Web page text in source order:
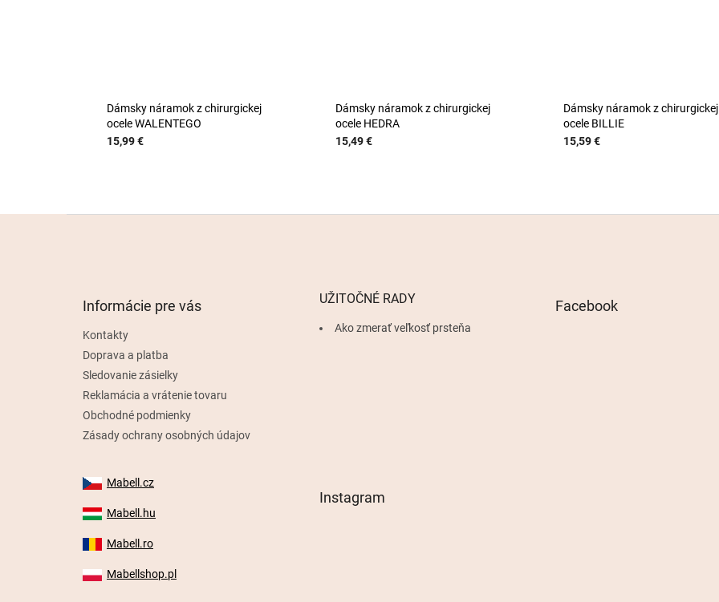
Dámsky náramok z chirurgickej
ocele WALENTEGO
15,99 €
Dámsky náramok z chirurgickej
ocele HEDRA
15,49 €
Dámsky náramok z chirurgickej
ocele BILLIE
15,59 €
Informácie pre vás
Kontakty
Doprava a platba
Sledovanie zásielky
Reklamácia a vrátenie tovaru
Obchodné podmienky
Zásady ochrany osobných údajov
UŽITOČNÉ RADY
Ako zmerať veľkosť prsteňa
Facebook
Mabell.cz
Mabell.hu
Mabell.ro
Mabellshop.pl
Instagram